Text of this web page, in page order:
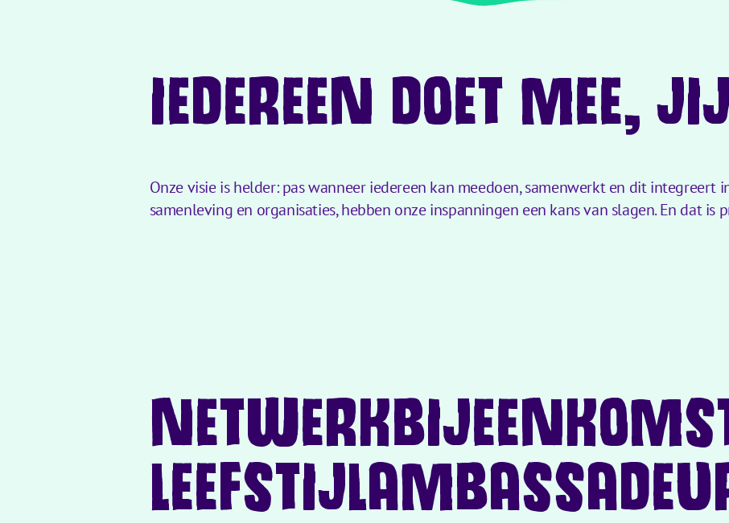
IEDEREEN DOET MEE,
Onze visie is helder: pas wanneer iedereen kan meedoen, samenwerkt en dit integreert
samenleving en organisaties, hebben onze inspanningen een kans van slagen. En dat is